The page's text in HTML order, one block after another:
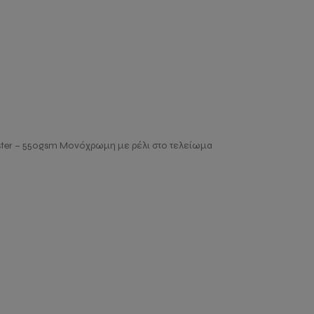
– 550gsm Μονόχρωμη με ρέλι στο τελείωμα